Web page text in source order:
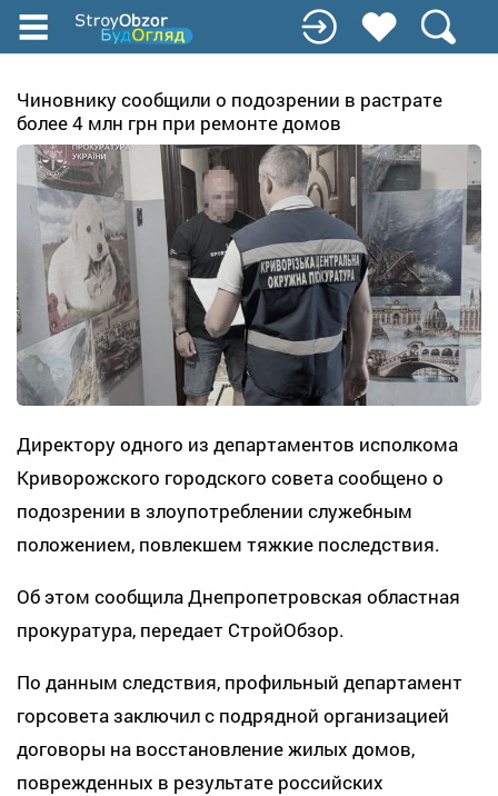
Перейти
содержанию
Чиновнику сообщили о подозрении в растрате
более 4 млн грн при ремонте домов
Директору одного из департаментов исполкома
Криворожского городского совета сообщено о
подозрении в злоупотреблении служебным
положением, повлекшем тяжкие последствия.
Об этом сообщила Днепропетровская областная
прокуратура, передает СтройОбзор.
По данным следствия, профильный департамент
горсовета заключил с подрядной организацией
договоры на восстановление жилых домов,
поврежденных в результате российских